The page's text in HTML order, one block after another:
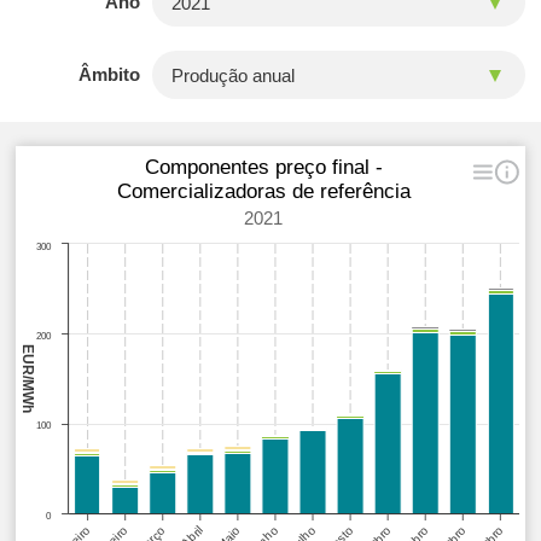
Âmbito
EUR/MWh
Componentes preço final -
Comercializadoras de referência
2021
0
100
200
300